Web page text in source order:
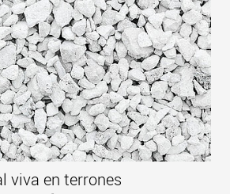
viva en terrones